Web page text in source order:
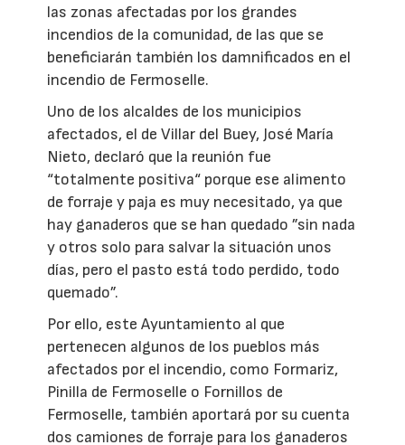
las zonas afectadas por los grandes
incendios de la comunidad, de las que se
beneficiarán también los damnificados en el
incendio de Fermoselle.
Uno de los alcaldes de los municipios
afectados, el de Villar del Buey, José María
Nieto, declaró que la reunión fue
“totalmente positiva“ porque ese alimento
de forraje y paja es muy necesitado, ya que
hay ganaderos que se han quedado ”sin nada
y otros solo para salvar la situación unos
días, pero el pasto está todo perdido, todo
quemado”.
Por ello, este Ayuntamiento al que
pertenecen algunos de los pueblos más
afectados por el incendio, como Formariz,
Pinilla de Fermoselle o Fornillos de
Fermoselle, también aportará por su cuenta
dos camiones de forraje para los ganaderos